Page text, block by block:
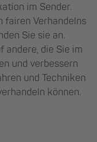
im Sender.
fairen Verhandelns
Sie sie an.
andere, die Sie im
und verbessern
und Techniken
können.